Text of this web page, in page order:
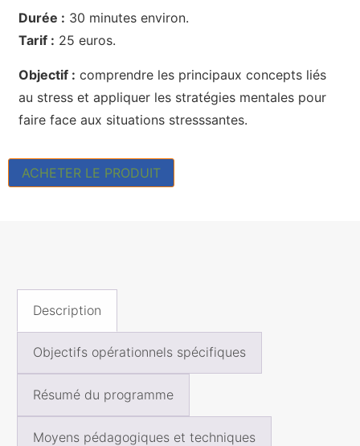
Durée : 30 minutes environ.
Tarif : 25 euros.
Objectif : comprendre les principaux concepts liés
au stress et appliquer les stratégies mentales pour
faire face aux situations stresssantes.
ACHETER LE PRODUIT
Description
Objectifs opérationnels spécifiques
Résumé du programme
Moyens pédagogiques et techniques